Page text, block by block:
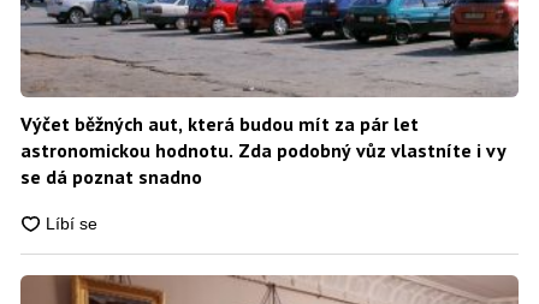
Výčet běžných aut, která budou mít za pár let
astronomickou hodnotu. Zda podobný vůz vlastníte i vy
se dá poznat snadno